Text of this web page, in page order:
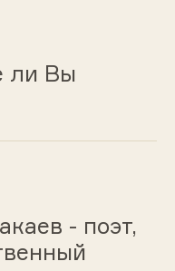
ли Вы
- поэт,